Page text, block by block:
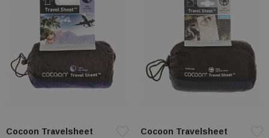
Cocoon Travelsheet
Cocoon Travelsheet